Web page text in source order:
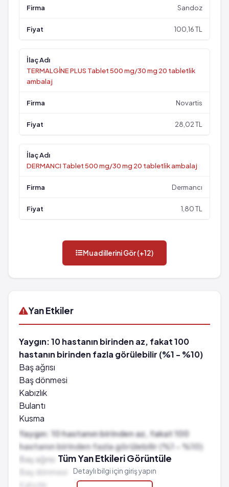
Sandoz
100,16 TL
TERMALGİNE PLUS Tablet 500 mg/30 mg 20 tabletlik
ambalaj
Novartis
28,02 TL
DERMANCI Tablet 500 mg/30 mg 20 tabletlik ambalaj
Dermancı
1,80 TL
Muadillerini Gör (+12)
Yan Etkiler
Yaygın: 10 hastanın birinden az, fakat 100
hastanın birinden fazla görülebilir (%1 - %10)
Baş ağrısı
Baş dönmesi
Kabızlık
Bulantı
Kusma
Karın ağrısı
Karıncalanma
Uyuşma
Uyku hali
Yanma hissi gibi duyusal bozukluklar
Yaygın: 10 hastanın birinden az, fakat 100
hastanın birinden fazla görülebilir (%1 - %10)
Baş ağrısı
Baş dönmesi
Kabızlık
Tüm Yan Etkileri Görüntüle
Detaylı bilgi için giriş yapın